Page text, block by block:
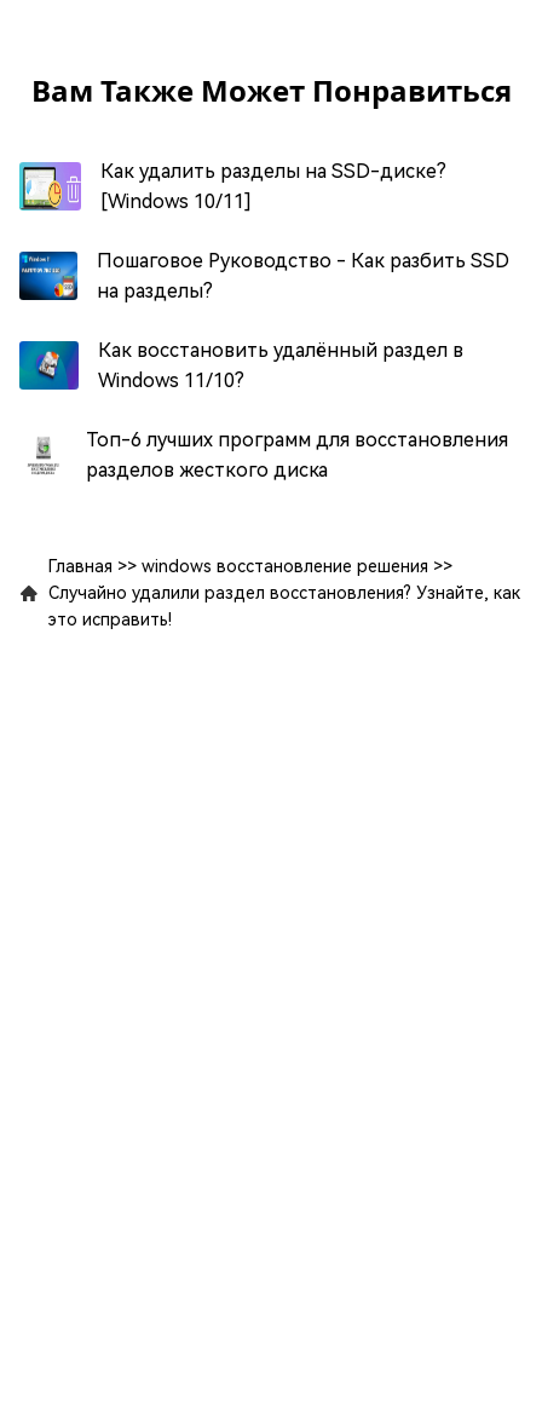
Вам Также Может Понравиться
Как удалить разделы на SSD-диске?
[Windows 10/11]
Пошаговое Руководство - Как разбить SSD
на разделы?
Как восстановить удалённый раздел в
Windows 11/10?
Топ-6 лучших программ для восстановления
разделов жесткого диска
Главная >> windows восстановление решения >>
Случайно удалили раздел восстановления? Узнайте, как
это исправить!